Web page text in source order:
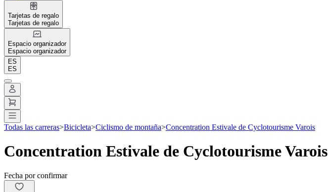
Tarjetas de regalo
Tarjetas de regalo
Espacio organizador
Espacio organizador
ES
ES
Todas las carreras>Bicicleta>Ciclismo de montaña>Concentration Estivale de Cyclotourisme Varois
Concentration Estivale de Cyclotourisme Varois
Fecha por confirmar